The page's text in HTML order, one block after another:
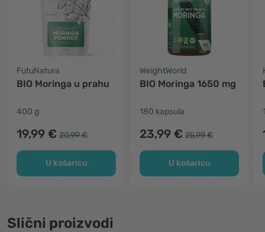
FutuNatura
BIO Moringa u prahu
400 g
19,99 € 20,99 €
U košaricu
WeightWorld
BIO Moringa 1650 mg
180 kapsula
23,99 € 25,99 €
U košaricu
Slični proizvodi